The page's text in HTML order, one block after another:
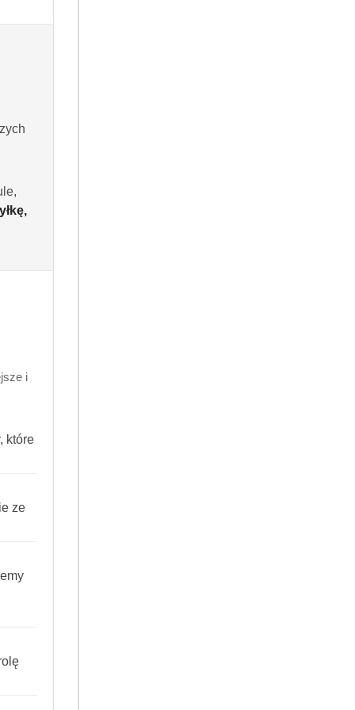
i
które
ze